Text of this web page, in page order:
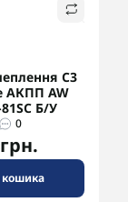
C3
АКПП AW
81SC Б/У
0